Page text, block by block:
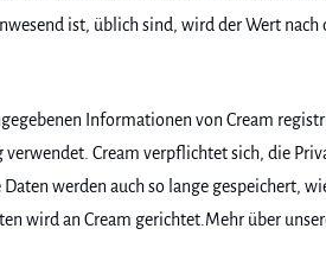
ist, üblich sind, wird der Wert
Informationen von Cream
Cream verpflichtet sich, die
werden auch so lange gespeichert,
wird an Cream gerichtet.Mehr über